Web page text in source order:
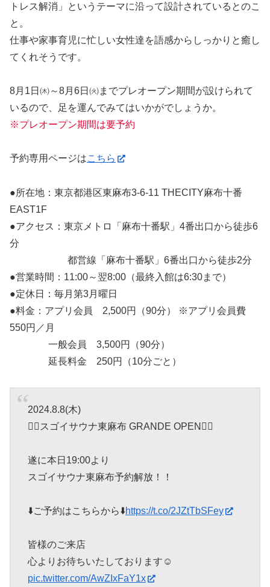
トレス解消」というテーマに沿って設計されているとのこ
と。
仕事や家事育児に忙しい女性達を語感からしっかりと癒し
てくれそうです。
8月1日㈭～8月6日㈫までプレオープン期間が設けられて
いるので、足を運んでみてはいかがでしょうか。
※プレオープン期間は要予約
予約専用ページはこちら
●所在地：東京都港区東麻布3-6-11 THECITY麻布十番
EAST1F
●アクセス：東京メトロ「麻布十番駅」4番出口から徒歩6
分
都営線「麻布十番駅」6番出口から徒歩2分
●営業時間：11:00～翌8:00（最終入館は6:30まで）
●定休日：毎月第3月曜日
●料金：アプリ会員 2,500円（90分） ※アプリ会員費
550円／月
一般会員 3,500円（90分）
延長料金 250円（10分ごと）
2024.8.8(木)
🧖‍♀️スゴイサウナ東麻布 GRANDE OPEN🧖‍♀️
遂に本日19:00より
スゴイサウナ東麻布予約解放！！
⬇️ご予約はこちらから⬇️https://t.co/2JZtTbSFey
皆様のご来店
心よりお待ちいたしております☺️
pic.twitter.com/AwZIxFaY1x